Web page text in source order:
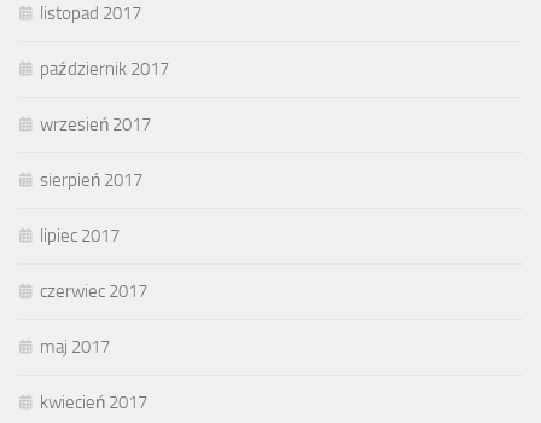
listopad 2017
październik 2017
wrzesień 2017
sierpień 2017
lipiec 2017
czerwiec 2017
maj 2017
kwiecień 2017